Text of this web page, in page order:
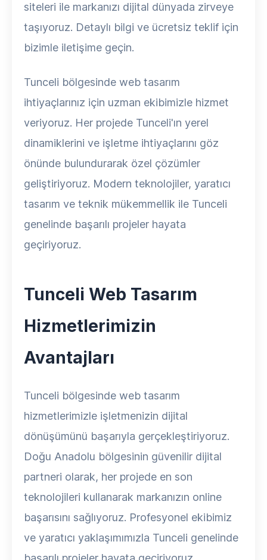
siteleri ile markanızı dijital dünyada zirveye
taşıyoruz. Detaylı bilgi ve ücretsiz teklif için
bizimle iletişime geçin.
Tunceli bölgesinde web tasarım
ihtiyaçlarınız için uzman ekibimizle hizmet
veriyoruz. Her projede Tunceli'ın yerel
dinamiklerini ve işletme ihtiyaçlarını göz
önünde bulundurarak özel çözümler
geliştiriyoruz. Modern teknolojiler, yaratıcı
tasarım ve teknik mükemmellik ile Tunceli
genelinde başarılı projeler hayata
geçiriyoruz.
Tunceli Web Tasarım
Hizmetlerimizin
Avantajları
Tunceli bölgesinde web tasarım
hizmetlerimizle işletmenizin dijital
dönüşümünü başarıyla gerçekleştiriyoruz.
Doğu Anadolu bölgesinin güvenilir dijital
partneri olarak, her projede en son
teknolojileri kullanarak markanızın online
başarısını sağlıyoruz. Profesyonel ekibimiz
ve yaratıcı yaklaşımımızla Tunceli genelinde